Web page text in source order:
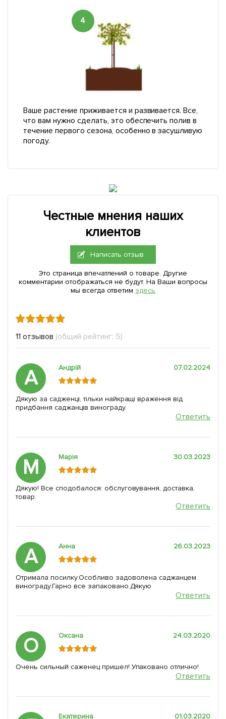
4
Ваше растение приживается и развивается. Все,
что вам нужно сделать, это обеспечить полив в
течение первого сезона, особенно в засушливую
погоду.
Честные мнения наших
клиентов
Написать отзыв
Это страница впечатлений о товаре. Другие
комментарии отображаться не будут. На Ваши вопросы
мы всегда ответим здесь
11 отзывов (общий рейтинг: 5)
А Андрій 07.02.2024
Дякую за садженці, тільки найкращі враження від
придбання саджанців винограду.
Ответить
М Марія 30.03.2023
Дякую! Все сподобалося: обслуговування, доставка,
товар.
Ответить
А Анна 26.03.2023
Отримала посилку.Особливо задоволена саджанцем
винограду.Гарно все запаковано.Дякую
Ответить
О Оксана 24.03.2020
Очень сильный саженец пришел! Упаковано отлично!
Ответить
Екатерина 01.03.2020